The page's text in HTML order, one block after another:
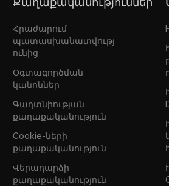
Հրաժարում
պատասխանատվությ
ունից
Օգտագործման
կանոններ
Գաղտնիության
քաղաքականություն
Cookie-ների
քաղաքականություն
Վերադարձի
քաղաքականություն